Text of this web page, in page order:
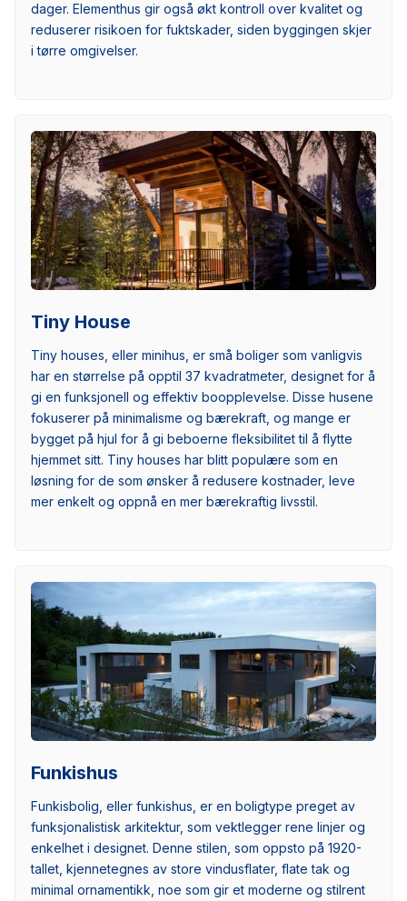
dager. Elementhus gir også økt kontroll over kvalitet og
reduserer risikoen for fuktskader, siden byggingen skjer
i tørre omgivelser.
Tiny House
Tiny houses, eller minihus, er små boliger som vanligvis
har en størrelse på opptil 37 kvadratmeter, designet for å
gi en funksjonell og effektiv boopplevelse. Disse husene
fokuserer på minimalisme og bærekraft, og mange er
bygget på hjul for å gi beboerne fleksibilitet til å flytte
hjemmet sitt. Tiny houses har blitt populære som en
løsning for de som ønsker å redusere kostnader, leve
mer enkelt og oppnå en mer bærekraftig livsstil.
Funkishus
Funkisbolig, eller funkishus, er en boligtype preget av
funksjonalistisk arkitektur, som vektlegger rene linjer og
enkelhet i designet. Denne stilen, som oppsto på 1920-
tallet, kjennetegnes av store vindusflater, flate tak og
minimal ornamentikk, noe som gir et moderne og stilrent